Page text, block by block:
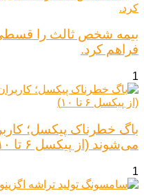
بیمه شخص ثالث را قسطی
فراهم کرد.
1
می‌شوند (از پیکسل ۶ تا ۱۰)
1